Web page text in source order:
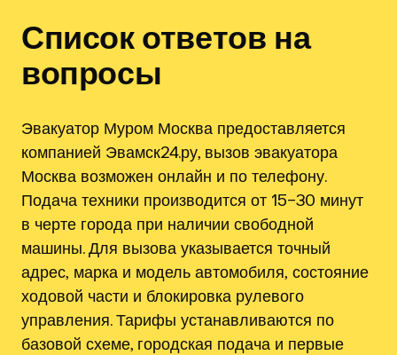
Список ответов на
вопросы
Эвакуатор Муром Москва предоставляется
компанией Эвамск24.ру, вызов эвакуатора
Москва возможен онлайн и по телефону.
Подача техники производится от 15–30 минут
в черте города при наличии свободной
машины. Для вызова указывается точный
адрес‚ марка и модель автомобиля‚ состояние
ходовой части и блокировка рулевого
управления. Тарифы устанавливаются по
базовой схеме, городская подача и первые